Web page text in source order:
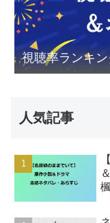
視聴率ランキ
人気記事